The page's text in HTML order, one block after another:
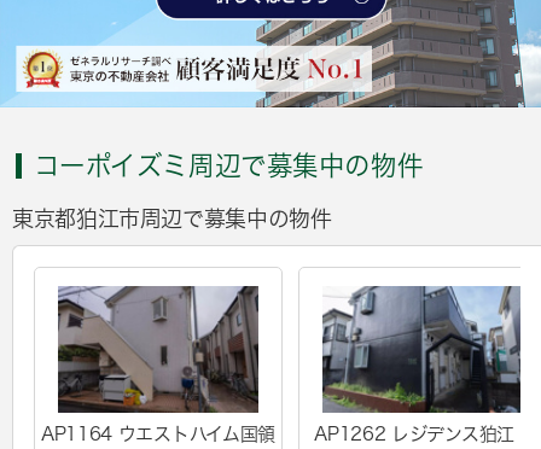
コーポイズミ周辺で募集中の物件
東京都狛江市周辺で募集中の物件
AP1164 ウエストハイム国領
AP1262 レジデンス狛江Ⅰ